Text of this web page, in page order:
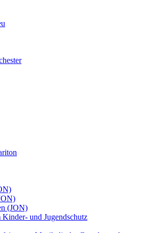
(JON)
und Jugendschutz